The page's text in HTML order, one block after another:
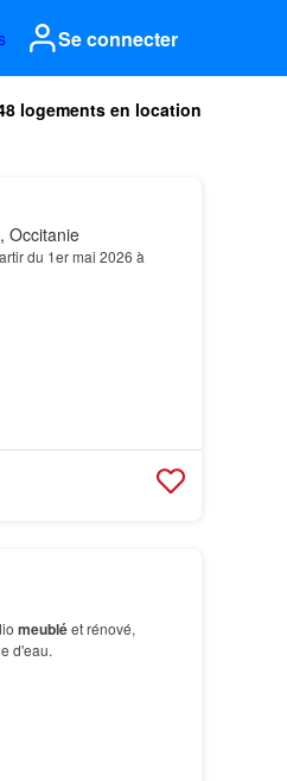
Se connecter
logements en location
Occitanie
du 1er mai 2026 à
meubléet rénové,
d'eau.